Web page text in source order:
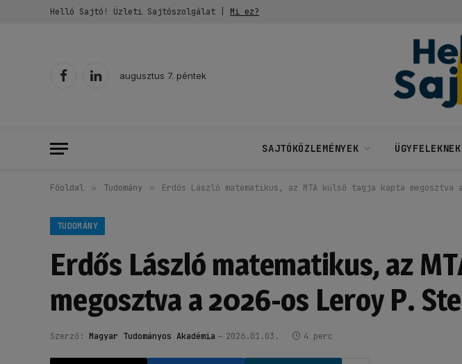
Helló Sajtó! Üzleti Sajtószolgálat | Mi ez?
FacebookLinkedIn
augusztus 7. péntek
SAJTÓKÖZLEMÉNYEK ÜGYFELEKNEK
Főoldal » Tudomány » Erdős László matematikus, az MTA külső tagja kapta
TUDOMÁNY
Erdős László matematikus, az
megosztva a 2026-os Leroy P.
Szerző: Magyar Tudományos Akadémia 2026.01.03. 4 perc